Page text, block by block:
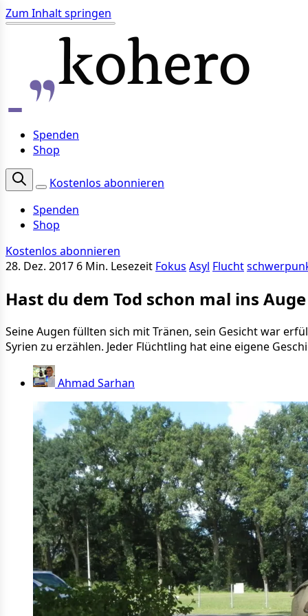
Zum Inhalt springen
Spenden
Shop
Kostenlos abonnieren
Spenden
Shop
Kostenlos abonnieren
28. Dez. 2017 6 Min. Lesezeit Fokus Asyl Flucht
Hast du dem Tod schon mal ins
Seine Augen füllten sich mit Tränen, sein Gesicht war
Syrien zu erzählen. Jeder Flüchtling hat eine eigene
Ahmad Sarhan